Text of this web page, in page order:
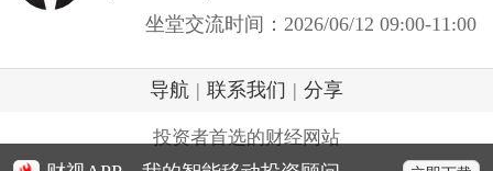
坐堂交流时间：2026/06/12 09:00-11:00
导航 | 联系我们 | 分享
投资者首选的财经网站